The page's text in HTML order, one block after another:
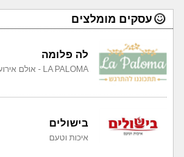
עסקים מומלצים
לה פלומה
LA PALOMA - אולם אירועים
בישולים
איכות וטעם